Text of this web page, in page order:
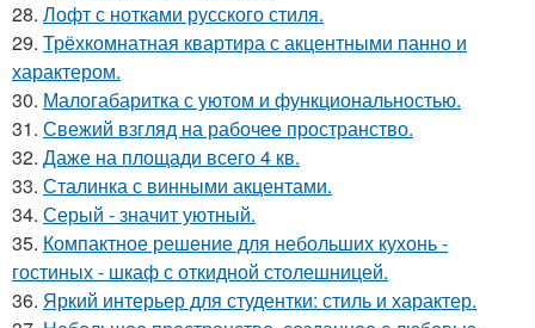
28. Лофт с нотками русского стиля.
29. Трёхкомнатная квартира с акцентными панно и
характером.
30. Малогабаритка с уютом и функциональностью.
31. Свежий взгляд на рабочее пространство.
32. Даже на площади всего 4 кв.
33. Сталинка с винными акцентами.
34. Серый - значит уютный.
35. Компактное решение для небольших кухонь -
гостиных - шкаф с откидной столешницей.
36. Яркий интерьер для студентки: стиль и характер.